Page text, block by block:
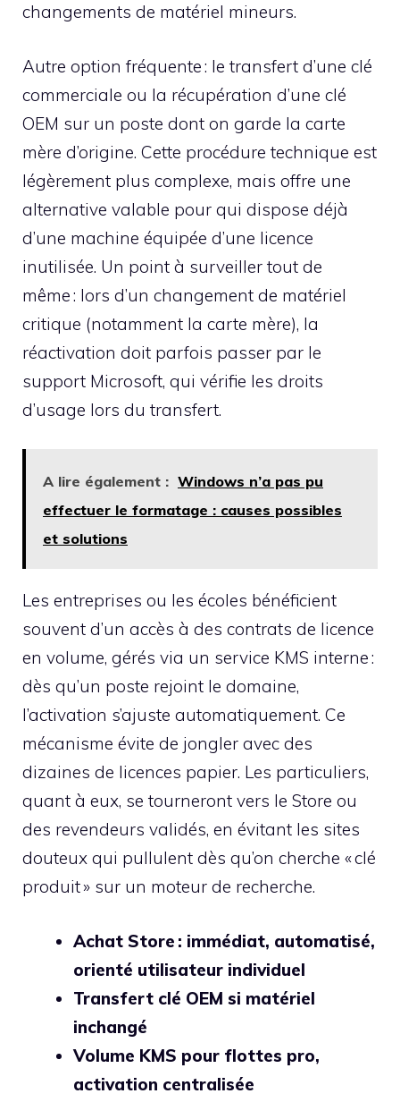
changements de matériel mineurs.
Autre option fréquente : le transfert d’une clé
commerciale ou la récupération d’une clé
OEM sur un poste dont on garde la carte
mère d’origine. Cette procédure technique est
légèrement plus complexe, mais offre une
alternative valable pour qui dispose déjà
d’une machine équipée d’une licence
inutilisée. Un point à surveiller tout de
même : lors d’un changement de matériel
critique (notamment la carte mère), la
réactivation doit parfois passer par le
support Microsoft, qui vérifie les droits
d’usage lors du transfert.
A lire également : Windows n’a pas pu
effectuer le formatage : causes possibles
et solutions
Les entreprises ou les écoles bénéficient
souvent d’un accès à des contrats de licence
en volume, gérés via un service KMS interne :
dès qu’un poste rejoint le domaine,
l’activation s’ajuste automatiquement. Ce
mécanisme évite de jongler avec des
dizaines de licences papier. Les particuliers,
quant à eux, se tourneront vers le Store ou
des revendeurs validés, en évitant les sites
douteux qui pullulent dès qu’on cherche « clé
produit » sur un moteur de recherche.
Achat Store : immédiat, automatisé,
orienté utilisateur individuel
Transfert clé OEM si matériel
inchangé
Volume KMS pour flottes pro,
activation centralisée